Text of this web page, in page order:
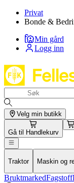
Privat
Bonde &
Min gård
Logg inn
Velg min butikk
Gå til Handlekurv
Traktor Maskin og
BruktmarkedFagstoff